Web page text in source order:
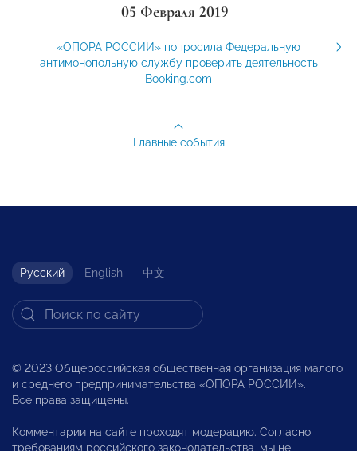
05 Февраля 2019
«ОПОРА РОССИИ» попросила Федеральную
антимонопольную службу проверить деятельность
Booking.com
Главные события
Русский English 中文
© 2023 Общероссийская общественная организация малого
и среднего предпринимательства «ОПОРА РОССИИ».
Все права защищены.
Комментарии на сайте проходят модерацию. Согласно
требованиям российского законодательства, мы не